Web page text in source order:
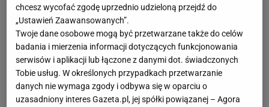
chcesz wycofać zgodę uprzednio udzieloną przejdź do
„Ustawień Zaawansowanych”.
Twoje dane osobowe mogą być przetwarzane także do celów
badania i mierzenia informacji dotyczących funkcjonowania
serwisów i aplikacji lub łączone z danymi dot. świadczonych
Tobie usług. W określonych przypadkach przetwarzanie
danych nie wymaga zgody i odbywa się w oparciu o
uzasadniony interes Gazeta.pl, jej spółki powiązanej – Agora